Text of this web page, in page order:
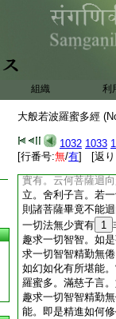
組織 利
大般若波羅蜜多經
1032 1033
[行番号:無/有] [返り
提實不可證。我雖
實不可説。能説所
不可得。是故菩薩
菩提。於諸法中不
向趣求一切智智。
淨戒波羅蜜多迴向
戒波羅蜜多轉勝轉
修學淨戒波羅蜜多
皆由菩薩迴向趣求
問具壽舍利子言。
實有。云何菩薩迴
立。舍利子言。若
則諸菩薩畢竟不能
一切法無少實有 1
趣求一切智智。如
求一切智智精勤無
如幻如化有所堪能
羅蜜多。滿慈子言
趣求一切智智精勤
能。即是精進如何